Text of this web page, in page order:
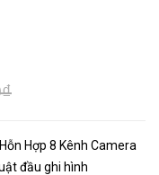
Hợp 8 Kênh Camera
đầu ghi hình